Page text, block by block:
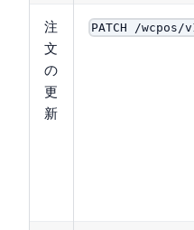
注
文
の
更
新
PATCH /